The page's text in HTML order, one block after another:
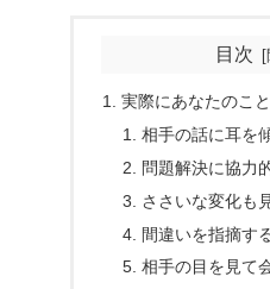
目次
実際にあなたのこ
相手の話に耳を
問題解決に協力
ささいな変化も
間違いを指摘す
相手の目を見て